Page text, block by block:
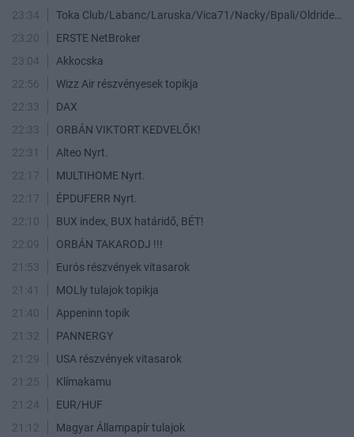
23:34
Toka Club/Labanc/Laruska/Vica71/Nacky/Bpali/Oldrider/Josefernando/Mcbull/Kawaszabi
23:20
ERSTE NetBroker
23:04
Akkocska
22:56
Wizz Air részvényesek topikja
22:33
DAX
22:33
ORBÁN VIKTORT KEDVELŐK!
22:31
Alteo Nyrt.
22:17
MULTIHOME Nyrt.
22:17
ÉPDUFERR Nyrt.
22:10
BUX index, BUX határidő, BÉT!
22:09
ORBÁN TAKARODJ !!!
21:53
Eurós részvények vitasarok
21:41
MOLly tulajok topikja
21:40
Appeninn topik
21:32
PANNERGY
21:29
USA részvények vitasarok
21:25
Klímakamu
21:24
EUR/HUF
21:12
Magyar Állampapír tulajok